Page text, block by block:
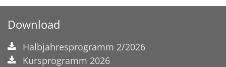
Download
Halbjahresprogramm 2/2026
Kursprogramm 2026